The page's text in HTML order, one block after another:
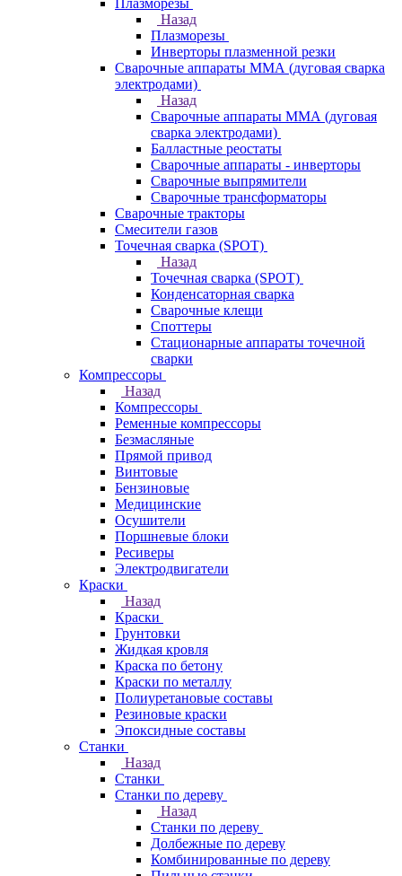
Плазморезы
Назад
Плазморезы
Инверторы плазменной резки
Сварочные аппараты ММА (дуговая сварка
электродами)
Назад
Сварочные аппараты ММА (дуговая
сварка электродами)
Балластные реостаты
Сварочные аппараты - инверторы
Сварочные выпрямители
Сварочные трансформаторы
Сварочные тракторы
Смесители газов
Точечная сварка (SPOT)
Назад
Точечная сварка (SPOT)
Конденсаторная сварка
Сварочные клещи
Споттеры
Стационарные аппараты точечной
сварки
Компрессоры
Назад
Компрессоры
Ременные компрессоры
Безмасляные
Прямой привод
Винтовые
Бензиновые
Медицинские
Осушители
Поршневые блоки
Ресиверы
Электродвигатели
Краски
Назад
Краски
Грунтовки
Жидкая кровля
Краска по бетону
Краски по металлу
Полиуретановые составы
Резиновые краски
Эпоксидные составы
Станки
Назад
Станки
Станки по дереву
Назад
Станки по дереву
Долбежные по дереву
Комбинированные по дереву